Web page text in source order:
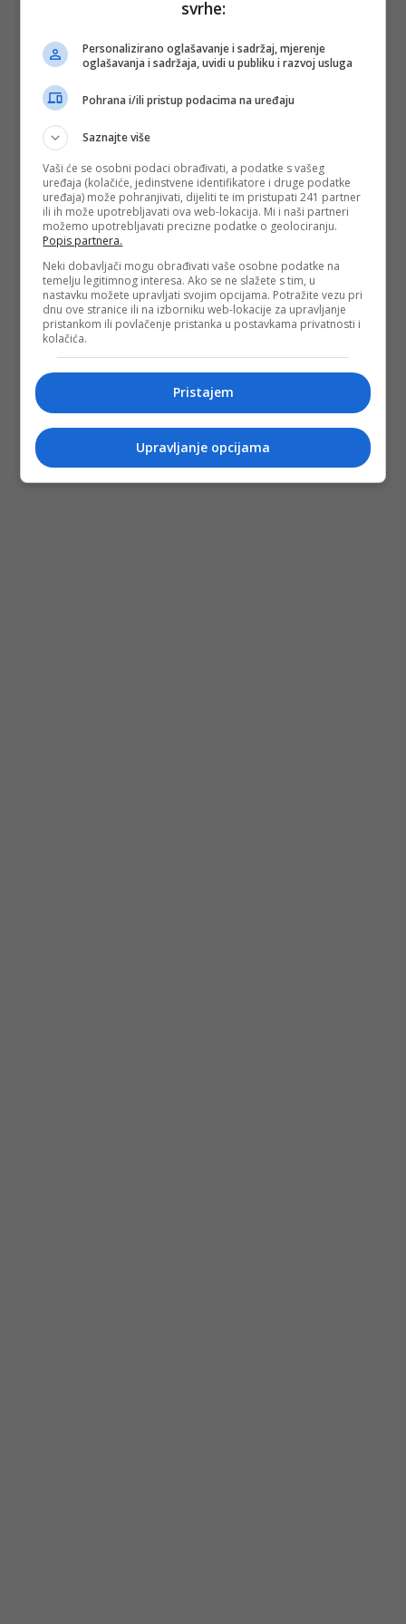
Depo.ba pratite putem društvenih mrežaTwitteriFacebook
svrhe:
Personalizirano oglašavanje i sadržaj, mjerenje
oglašavanja i sadržaja, uvidi u publiku i razvoj usluga
Pohrana i/ili pristup podacima na uređaju
Saznajte više
Vaši će se osobni podaci obrađivati, a podatke s vašeg
uređaja (kolačiće, jedinstvene identifikatore i druge podatke
uređaja) može pohranjivati, dijeliti te im pristupati 241 partner
ili ih može upotrebljavati ova web-lokacija. Mi i naši partneri
možemo upotrebljavati precizne podatke o geolociranju.
Popis partnera.
Neki dobavljači mogu obrađivati vaše osobne podatke na
temelju legitimnog interesa. Ako se ne slažete s tim, u
nastavku možete upravljati svojim opcijama. Potražite vezu pri
dnu ove stranice ili na izborniku web-lokacije za upravljanje
pristankom ili povlačenje pristanka u postavkama privatnosti i
kolačića.
Pristajem
Upravljanje opcijama